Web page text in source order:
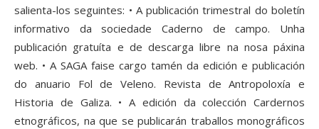
salienta-los seguintes: • A publicación trimestral do boletín
informativo da sociedade Caderno de campo. Unha
publicación gratuíta e de descarga libre na nosa páxina
web. • A SAGA faise cargo tamén da edición e publicación
do anuario Fol de Veleno. Revista de Antropoloxía e
Historia de Galiza. • A edición da colección Cardernos
etnográficos, na que se publicarán traballos monográficos